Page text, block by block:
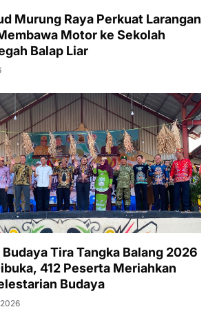
Murung Raya Perkuat Larangan
Motor ke Sekolah
Balap Liar
Tira Tangka Balang 2026
412 Peserta Meriahkan
Budaya